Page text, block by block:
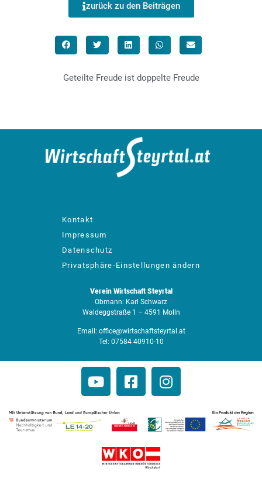
zurück zu den Beiträgen
Geteilte Freude ist doppelte Freude
Kontakt
Impressum
Datenschutz
Privatsphäre-Einstellungen ändern
Verein Wirtschaft Steyrtal
Obmann: Karl Schwarz
Waldeggstraße 1 – 4591 Molln
Email: office@wirtschaftsteyrtal.at
Tel: 07584 40910-10